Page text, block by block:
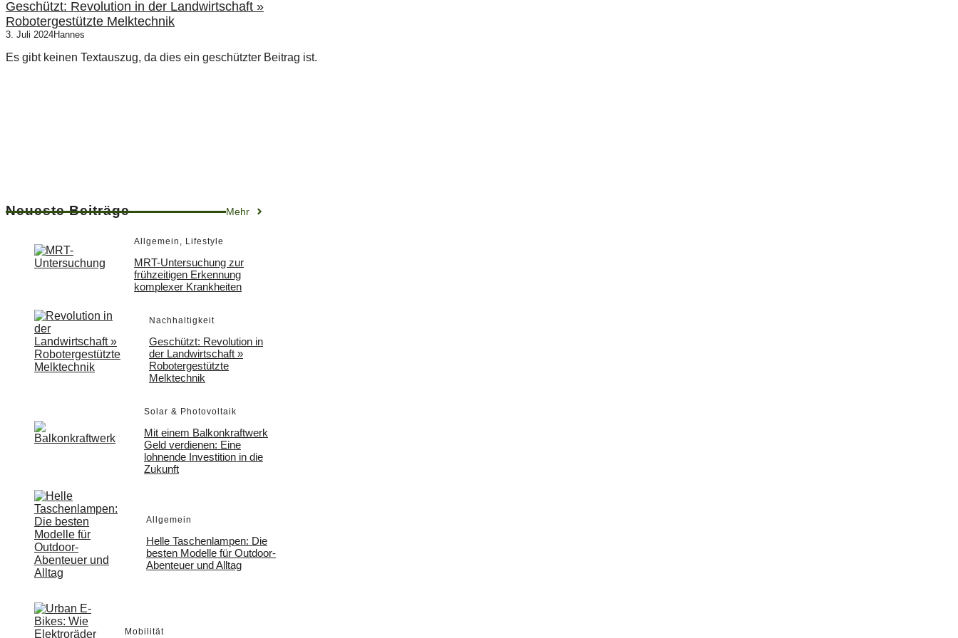
Geschützt: Revolution in der Landwirtschaft »
Robotergestützte Melktechnik
3. Juli 2024Hannes
Es gibt keinen Textauszug, da dies ein geschützter Beitrag ist.
Neueste Beiträge Mehr
Allgemein , Lifestyle
MRT-Untersuchung zur
frühzeitigen Erkennung
komplexer Krankheiten
Nachhaltigkeit
Geschützt: Revolution in
der Landwirtschaft »
Robotergestützte
Melktechnik
Solar & Photovoltaik
Mit einem Balkonkraftwerk
Geld verdienen: Eine
lohnende Investition in die
Zukunft
Allgemein
Helle Taschenlampen: Die
besten Modelle für Outdoor-
Abenteuer und Alltag
Mobilität